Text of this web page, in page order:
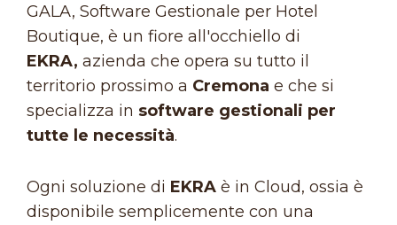
GALA, Software Gestionale per Hotel
Boutique, è un fiore all'occhiello di
EKRA, azienda che opera su tutto il
territorio prossimo a Cremona e che si
specializza in software gestionali per
tutte le necessità.
Ogni soluzione di EKRA è in Cloud, ossia è
disponibile semplicemente con una